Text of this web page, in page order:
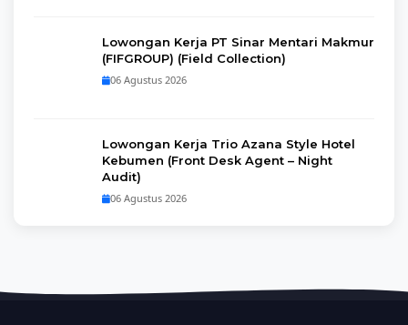
Lowongan Kerja PT Sinar Mentari Makmur
(FIFGROUP) (Field Collection)
06 Agustus 2026
Lowongan Kerja Trio Azana Style Hotel
Kebumen (Front Desk Agent – Night
Audit)
06 Agustus 2026